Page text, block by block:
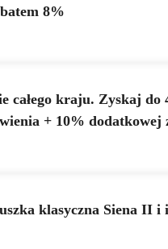
8%
całego kraju. Zyskaj
+ 10% dodatkowej
Lucia Memory
klasyczna Siena II i